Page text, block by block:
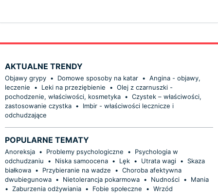
AKTUALNE TRENDY
Objawy grypy • Domowe sposoby na katar • Angina - objawy,
leczenie
• Leki na przeziębienie • Olej z czarnuszki -
pochodzenie, właściwości, kosmetyka • Czystek – właściwości,
zastosowanie czystka •
Imbir - właściwości lecznicze i
odchudzające
POPULARNE TEMATY
Anoreksja • Problemy psychologiczne •
Psychologia w
odchudzaniu
• Niska samoocena • Lęk • Utrata wagi •
Skaza
białkowa • Przybieranie na wadze • Choroba afektywna
dwubiegunowa • Nietolerancja pokarmowa • Nudności •
Mania
• Zaburzenia odżywiania • Fobie społeczne • Wrzód